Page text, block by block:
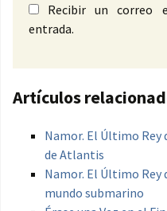
Recibir un correo
entrada.
Artículos
Namor. El Último Rey
de Atlantis
Namor. El Último Rey
mundo submarino